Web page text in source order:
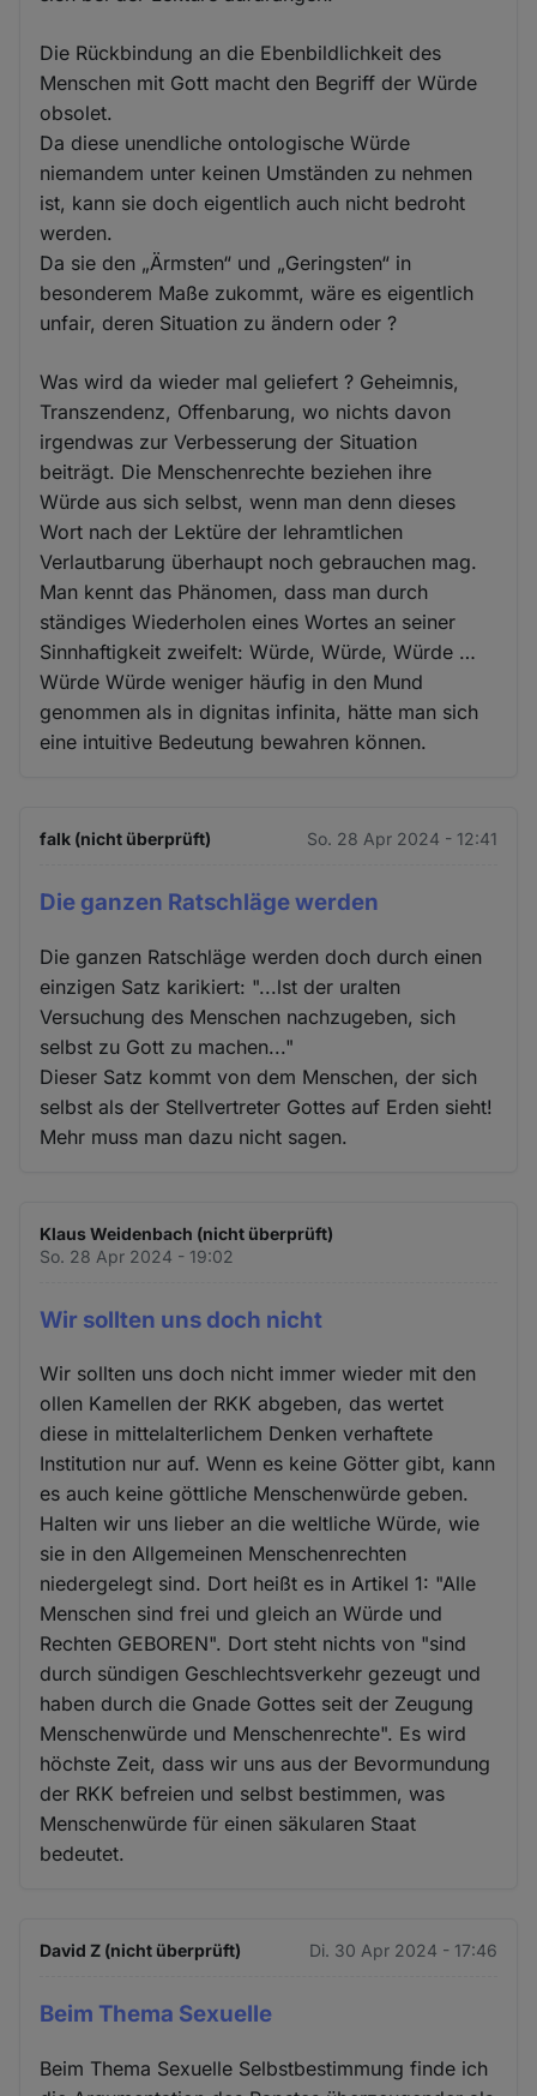
Die Rückbindung an die Ebenbildlichkeit des
Menschen mit Gott macht den Begriff der Würde
obsolet.
Da diese unendliche ontologische Würde
niemandem unter keinen Umständen zu nehmen
ist, kann sie doch eigentlich auch nicht bedroht
werden.
Da sie den „Ärmsten“ und „Geringsten“ in
besonderem Maße zukommt, wäre es eigentlich
unfair, deren Situation zu ändern oder ?
Was wird da wieder mal geliefert ? Geheimnis,
Transzendenz, Offenbarung, wo nichts davon
irgendwas zur Verbesserung der Situation
beiträgt. Die Menschenrechte beziehen ihre
Würde aus sich selbst, wenn man denn dieses
Wort nach der Lektüre der lehramtlichen
Verlautbarung überhaupt noch gebrauchen mag.
Man kennt das Phänomen, dass man durch
ständiges Wiederholen eines Wortes an seiner
Sinnhaftigkeit zweifelt: Würde, Würde, Würde …
Würde Würde weniger häufig in den Mund
genommen als in dignitas infinita, hätte man sich
eine intuitive Bedeutung bewahren können.
falk (nicht überprüft) So. 28 Apr 2024 - 12:41
Die ganzen Ratschläge werden
Die ganzen Ratschläge werden doch durch einen
einzigen Satz karikiert: "...lst der uralten
Versuchung des Menschen nachzugeben, sich
selbst zu Gott zu machen..."
Dieser Satz kommt von dem Menschen, der sich
selbst als der Stellvertreter Gottes auf Erden sieht!
Mehr muss man dazu nicht sagen.
Klaus Weidenbach (nicht überprüft)
So. 28 Apr 2024 - 19:02
Wir sollten uns doch nicht
Wir sollten uns doch nicht immer wieder mit den
ollen Kamellen der RKK abgeben, das wertet
diese in mittelalterlichem Denken verhaftete
Institution nur auf. Wenn es keine Götter gibt, kann
es auch keine göttliche Menschenwürde geben.
Halten wir uns lieber an die weltliche Würde, wie
sie in den Allgemeinen Menschenrechten
niedergelegt sind. Dort heißt es in Artikel 1: "Alle
Menschen sind frei und gleich an Würde und
Rechten GEBOREN". Dort steht nichts von "sind
durch sündigen Geschlechtsverkehr gezeugt und
haben durch die Gnade Gottes seit der Zeugung
Menschenwürde und Menschenrechte". Es wird
höchste Zeit, dass wir uns aus der Bevormundung
der RKK befreien und selbst bestimmen, was
Menschenwürde für einen säkularen Staat
bedeutet.
David Z (nicht überprüft) Di. 30 Apr 2024 - 17:46
Beim Thema Sexuelle
Beim Thema Sexuelle Selbstbestimmung finde ich